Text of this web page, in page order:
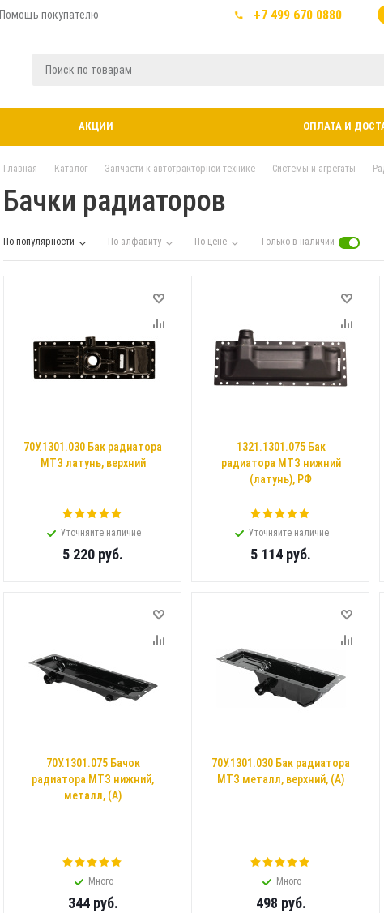
Помощь покупателю +7 499 670 0880
АКЦИИ ОПЛАТА И
Главная - Каталог - Запчасти к автотракторной технике - Системы и агрегаты -
Бачки радиаторов
По популярности По алфавиту По цене Только в наличии
70У.1301.030 Бак радиатора
МТЗ латунь, верхний
Уточняйте наличие
5 220 руб.
1321.1301.075 Бак
радиатора МТЗ нижний
(латунь), РФ
Уточняйте наличие
5 114 руб.
70У.1301.075 Бачок
радиатора МТЗ нижний,
металл, (А)
Много
344руб.
70У.1301.030 Бак радиатора
МТЗ металл, верхний, (А)
Много
498 руб.